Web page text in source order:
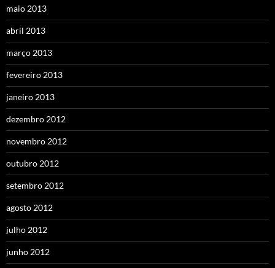
maio 2013
abril 2013
março 2013
fevereiro 2013
janeiro 2013
dezembro 2012
novembro 2012
outubro 2012
setembro 2012
agosto 2012
julho 2012
junho 2012